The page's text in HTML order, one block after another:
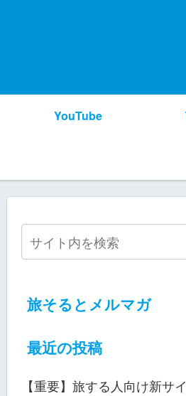
YouTube
旅そるとメルマガ
最近の投稿
【重要】旅する人向け新サ